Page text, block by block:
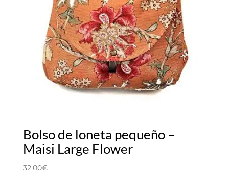
Bolso de loneta pequeño –
Maisi Large Flower
32,00€